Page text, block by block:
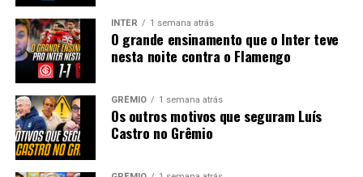
INTER 1 semana atrás
O grande ensinamento que o Inter teve
nesta noite contra o Flamengo
GRÊMIO 1 semana atrás
Os outros motivos que seguram Luís
Castro no Grêmio